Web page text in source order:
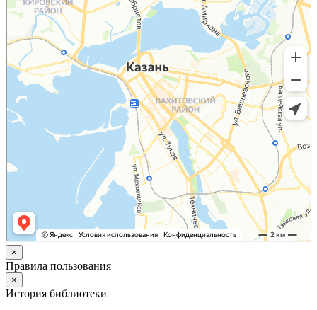
×
Правила пользования
×
История библиотеки